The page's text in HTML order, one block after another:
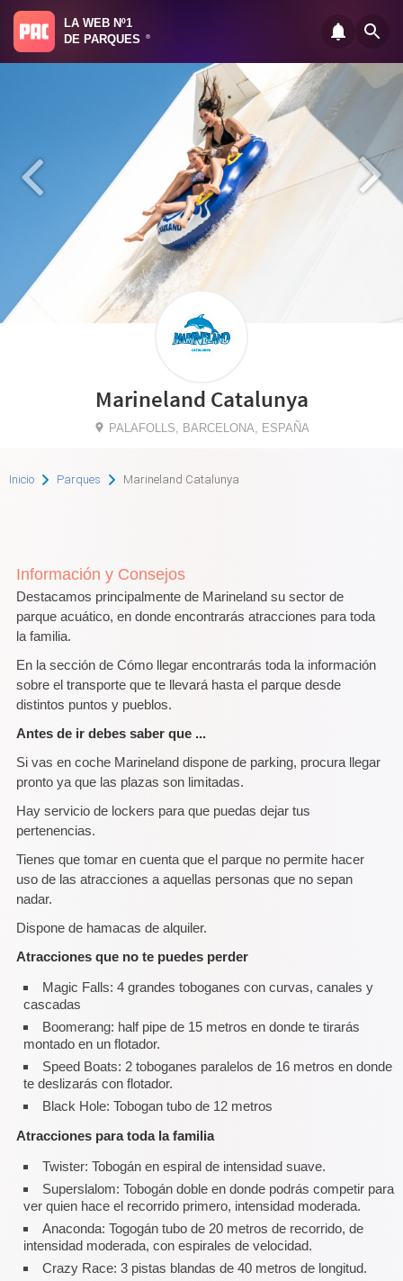
LA WEB Nº1
DE PARQUES
®
Marineland Catalunya
PALAFOLLS, BARCELONA, ESPAÑA
Inicio Parques Marineland Catalunya
Información y Consejos
Destacamos principalmente de Marineland su sector de
parque acuático, en donde encontrarás atracciones para toda
la familia.
En la sección de Cómo llegar encontrarás toda la información
sobre el transporte que te llevará hasta el parque desde
distintos puntos y pueblos.
Antes de ir debes saber que ...
Si vas en coche Marineland dispone de parking, procura llegar
pronto ya que las plazas son limitadas.
Hay servicio de lockers para que puedas dejar tus
pertenencias.
Tienes que tomar en cuenta que el parque no permite hacer
uso de las atracciones a aquellas personas que no sepan
nadar.
Dispone de hamacas de alquiler.
Atracciones que no te puedes perder
Magic Falls: 4 grandes toboganes con curvas, canales y
cascadas
Boomerang: half pipe de 15 metros en donde te tirarás
montado en un flotador.
Speed Boats: 2 toboganes paralelos de 16 metros en donde
te deslizarás con flotador.
Black Hole: Tobogan tubo de 12 metros
Atracciones para toda la familia
Twister: Tobogán en espiral de intensidad suave.
Superslalom: Tobogán doble en donde podrás competir para
ver quien hace el recorrido primero, intensidad moderada.
Anaconda: Togogán tubo de 20 metros de recorrido, de
intensidad moderada, con espirales de velocidad.
Crazy Race: 3 pistas blandas de 40 metros de longitud.